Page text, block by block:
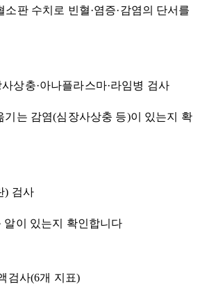
소판 수치로 빈혈·염증·감염의 단서를
상충·아나플라스마·라임병 검사
기는 감염(심장사상충 등)이 있는지 확
) 검사
알이 있는지 확인합니다
검사(6개 지표)